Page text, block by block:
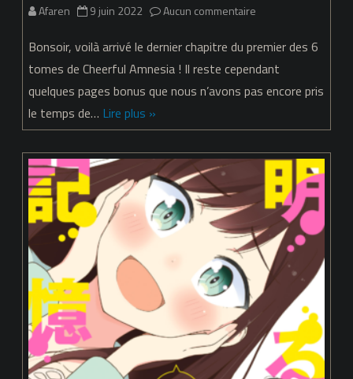
Afaren 9 juin 2022 Aucun commentaire
Amnesia
–
Bonsoir, voilà arrivé le dernier chapitre du premier des 6
tomes de Cheerful Amnesia ! Il reste cependant
quelques pages bonus que nous n’avons pas encore pris
le temps de… Lire plus »